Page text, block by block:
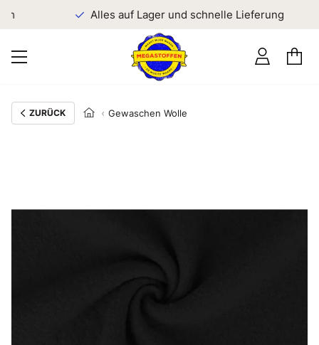
Alles auf Lager und schnelle Lieferung
ZURÜCK Gewaschen Wolle